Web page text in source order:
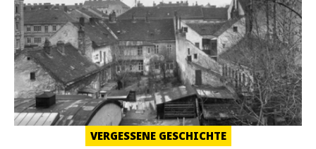
VERGESSENE GESCHICHTE